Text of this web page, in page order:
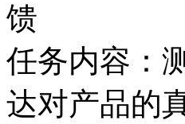
馈
任务内容：
达对产品的